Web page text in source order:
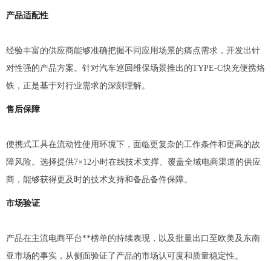
产品适配性
经验丰富的供应商能够准确把握不同应用场景的痛点需求，开发出针
对性强的产品方案。针对汽车巡回维保场景推出的TYPE-C快充便携烙
铁，正是基于对行业需求的深刻理解。
售后保障
便携式工具在流动性使用环境下，面临更复杂的工作条件和更高的故
障风险。选择提供7×12小时在线技术支撑、覆盖全域电商渠道的供应
商，能够获得更及时的技术支持和备品备件保障。
市场验证
产品在主流电商平台**榜单的持续表现，以及批量出口至欧美及东南
亚市场的事实，从侧面验证了产品的市场认可度和质量稳定性。